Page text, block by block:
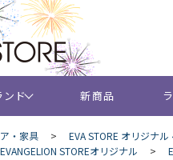
ンド 新商品
・家具 >
EVA STORE オリジナ
EVANGELION STOREオリジナル >